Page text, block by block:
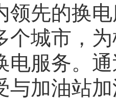
领先的换
个城市，
电服务。
与加油站